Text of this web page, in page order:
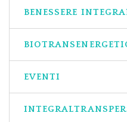
BENESSERE
EVENTI